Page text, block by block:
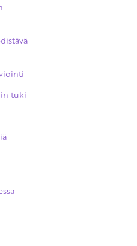
arviointi
tuki